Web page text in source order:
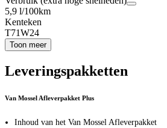
5,9 l/100km
Kenteken
T71W24
Toon meer
Leveringspakketten
Van Mossel Afleverpakket Plus
Inhoud van het Van Mossel Afleverpakket